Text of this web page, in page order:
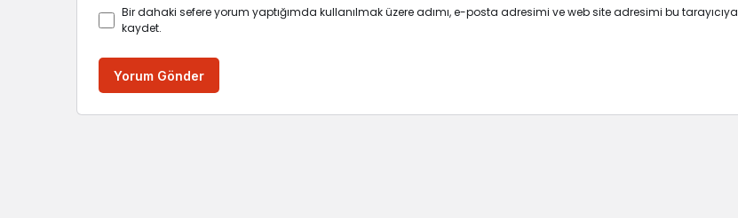
Bir dahaki sefere yorum yaptığımda kullanılmak üzere adımı, e-posta adresimi ve web site adresimi bu tarayıcıya
kaydet.
Yorum Gönder